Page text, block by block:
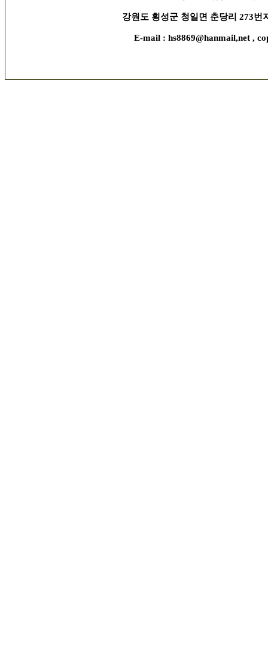
강원도 횡성군 청일면 춘당리 273번
E-mail : hs8869@hanmail,net ,